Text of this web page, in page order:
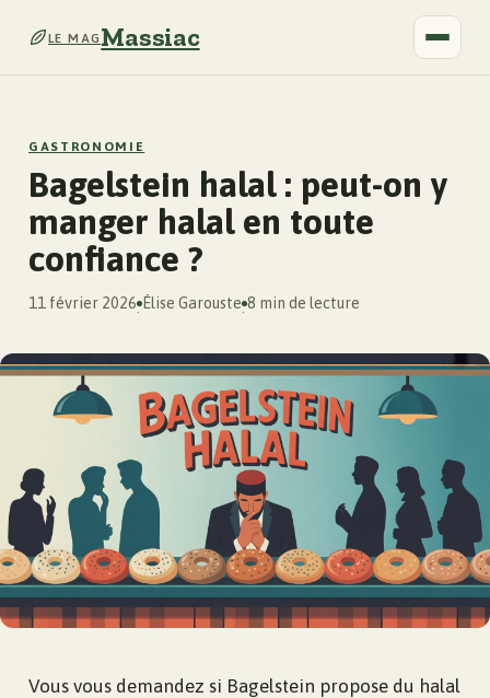
LE MAGMassiac
GASTRONOMIE
Bagelstein halal : peut-on y
manger halal en toute
confiance ?
11 février 2026
·
Élise Garouste
·
8 min de lecture
Vous vous demandez si Bagelstein propose du halal